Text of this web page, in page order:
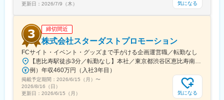
更新日： 2026/7/9（木） 気になる
締切間近
株式会社スターダストプロモーション
FCサイト・イベント・グッズまで手がける企画運営職／転勤なし
例）年収460万円（入社3年目）
掲載予定期間： 2026/6/15（月） 〜
2026/8/16（日）
更新日： 2026/6/15（月） 気になる